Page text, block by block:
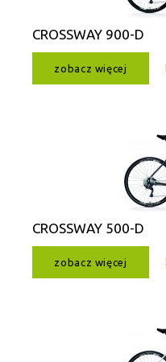
CROSSWAY 900-D
zobacz więcej
CROSSWAY 500-D
zobacz więcej